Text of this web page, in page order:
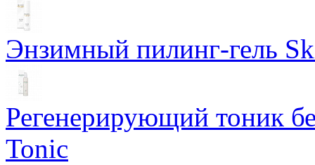
Энзимный пилинг-гель
Регенерирующий тоник
Tonic